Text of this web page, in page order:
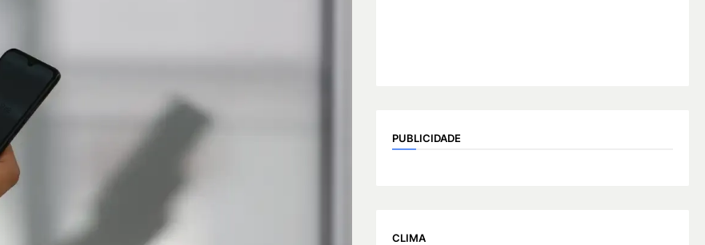
PUBLICIDADE
CLIMA